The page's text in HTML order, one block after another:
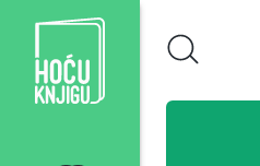
Hoću knjigu bijeli logo